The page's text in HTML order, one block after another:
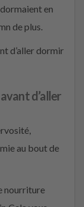
en
de plus.
d’aller dormir
d’aller
au bout de
nourriture